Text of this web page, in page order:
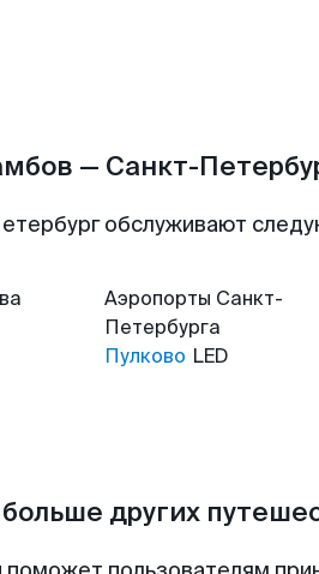
— Санкт-
обслуживают
Аэропорты Санкт-
Петербурга
Пулково LED
других